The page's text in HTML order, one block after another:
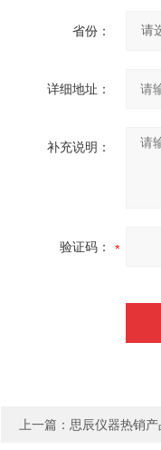
省份：
详细地址：
补充说明：
验证码：
上一篇： 思辰仪器热销